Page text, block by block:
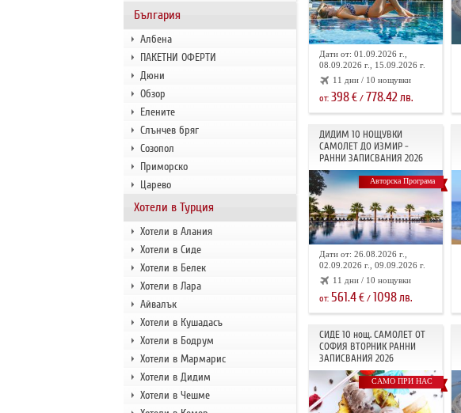
България
Албена
ПАКЕТНИ ОФЕРТИ
Дюни
Обзор
Елените
Слънчев бряг
Созопол
Приморско
Царево
Хотели в Турция
Хотели в Алания
Хотели в Сиде
Хотели в Белек
Хотели в Лара
Айвалък
Хотели в Кушадасъ
Хотели в Бодрум
Хотели в Мармарис
Хотели в Дидим
Хотели в Чешме
Дати от: 01.09.2026 г.,
08.09.2026 г., 15.09.2026 г.
11 дни / 10 нощувки
от: 398€/ 778.42лв.
ДИДИМ 10 НОЩУВКИ
САМОЛЕТ ДО ИЗМИР -
РАННИ ЗАПИСВАНИЯ 2026
Авторска Програма
Дати от: 26.08.2026 г.,
02.09.2026 г., 09.09.2026 г.
11 дни / 10 нощувки
от: 561.4€/ 1098лв.
СИДЕ 10 нощ. САМОЛЕТ ОТ
СОФИЯ ВТОРНИК РАННИ
ЗАПИСВАНИЯ 2026
САМО ПРИ НАС